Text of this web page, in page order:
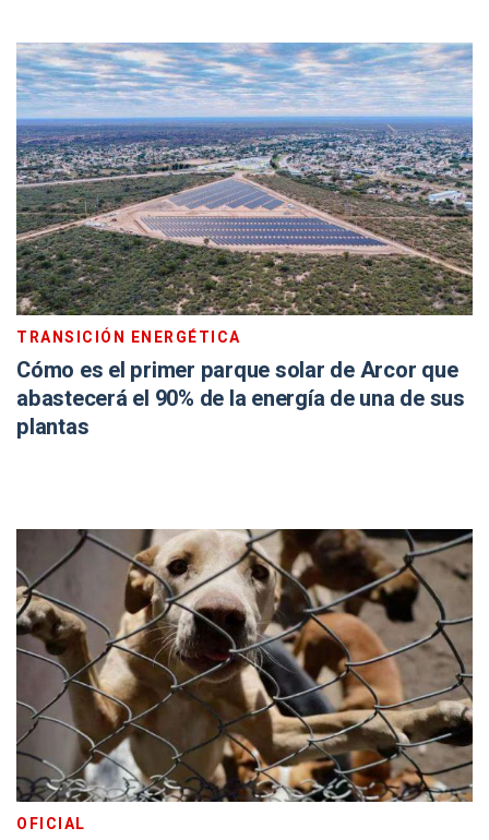
TRANSICIÓN ENERGÉTICA
Cómo es el primer parque solar de Arcor que
abastecerá el 90% de la energía de una de sus
plantas
OFICIAL